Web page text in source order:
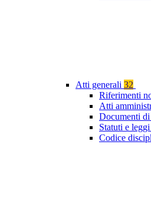
Atti generali 32
Riferimenti
Atti
Documenti di
Statuti e
Codice